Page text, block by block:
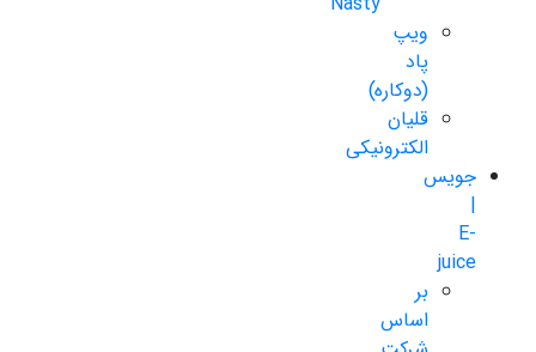
ویپ
پاد
(دوکاره)
قلیان
الکترونیکی
جویس
|
E-
juice
بر
اساس